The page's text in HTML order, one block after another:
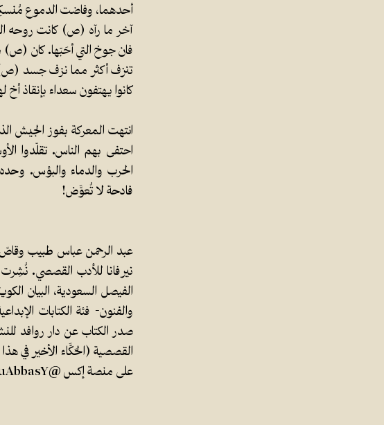
أحدهما، وفاضت الدموع
آخر ما رآه (ص) كانت روحه
فان جوخ التي أحَبّها. كان (ص)
تنزف أكثر مما نزف جسد (ص)
كانوا يهتفون سعداء بإنقاذ أخ
انتهت المعركة بفوز الجيش
احتفى بهم الناس. تقلّدوا
الحرب والدماء والبؤس.
فادحة لا تُعوَّض!
عبد الرحمن عباس طبيب وقاصّ
نيرفانا للأدب القصصي. نُشِرت
الفيصل السعودية، البيان
صدر الكتاب عن دار روافد
على منصة إكس @AbduAbbasY